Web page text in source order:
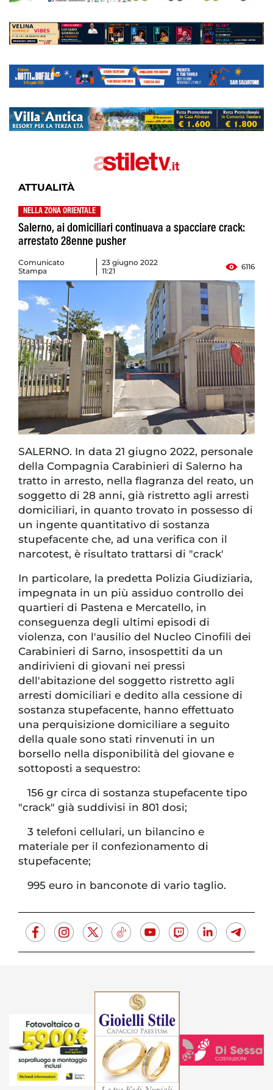
ATTUALITÀ
NELLA ZONA ORIENTALE
Salerno, ai domiciliari continuava a spacciare crack:
arrestato 28enne pusher
Comunicato
Stampa
23 giugno 2022
11:21
6116
SALERNO. In data 21 giugno 2022, personale
della Compagnia Carabinieri di Salerno ha
tratto in arresto, nella flagranza del reato, un
soggetto di 28 anni, già ristretto agli arresti
domiciliari, in quanto trovato in possesso di
un ingente quantitativo di sostanza
stupefacente che, ad una verifica con il
narcotest, è risultato trattarsi di "crack'
In particolare, la predetta Polizia Giudiziaria,
impegnata in un più assiduo controllo dei
quartieri di Pastena e Mercatello, in
conseguenza degli ultimi episodi di
violenza, con l'ausilio del Nucleo Cinofili dei
Carabinieri di Sarno, insospettiti da un
andirivieni di giovani nei pressi
dell'abitazione del soggetto ristretto agli
arresti domiciliari e dedito alla cessione di
sostanza stupefacente, hanno effettuato
una perquisizione domiciliare a seguito
della quale sono stati rinvenuti in un
borsello nella disponibilità del giovane e
sottoposti a sequestro:
156 gr circa di sostanza stupefacente tipo
"crack" già suddivisi in 801 dosi;
3 telefoni cellulari, un bilancino e
materiale per il confezionamento di
stupefacente;
995 euro in banconote di vario taglio.